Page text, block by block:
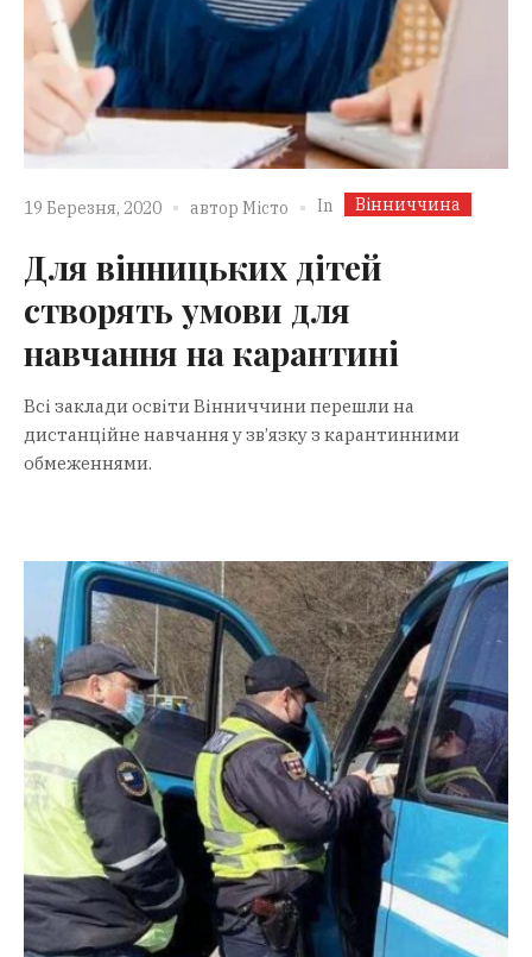
19 Березня, 2020 автор Місто In Вінниччина
Для вінницьких дітей
створять умови для
навчання на карантині
Всі заклади освіти Вінниччини перешли на
дистанційне навчання у зв’язку з карантинними
обмеженнями.